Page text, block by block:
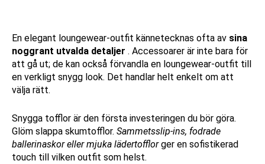
En elegant loungewear-outfit kännetecknas ofta av sina
noggrant utvalda detaljer . Accessoarer är inte bara för
att gå ut; de kan också förvandla en loungewear-outfit till
en verkligt snygg look. Det handlar helt enkelt om att
välja rätt.
Snygga tofflor är den första investeringen du bör göra.
Glöm slappa skumtofflor. Sammetsslip-ins, fodrade
ballerinaskor eller mjuka lädertofflorger en sofistikerad
touch till vilken outfit som helst.